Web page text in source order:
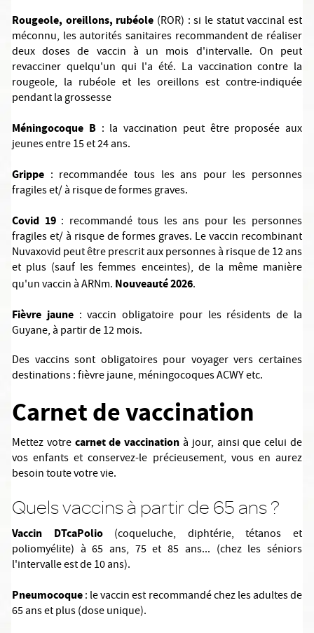
Rougeole, oreillons, rubéole (ROR) : si le statut vaccinal est
méconnu, les autorités sanitaires recommandent de réaliser
deux doses de vaccin à un mois d'intervalle. On peut
revacciner quelqu'un qui l'a été. La vaccination contre la
rougeole, la rubéole et les oreillons est contre-indiquée
pendant la grossesse
Méningocoque B : la vaccination peut être proposée aux
jeunes entre 15 et 24 ans.
Grippe : recommandée tous les ans pour les personnes
fragiles et/ à risque de formes graves.
Covid 19: recommandé tous les ans pour les personnes
fragiles et/ à risque de formes graves. Le vaccin recombinant
Nuvaxovid peut être prescrit aux personnes à risque de 12 ans
et plus (sauf les femmes enceintes), de la même manière
qu'un vaccin à ARNm. Nouveauté 2026.
Fièvre jaune: vaccin obligatoire pour les résidents de la
Guyane, à partir de 12 mois.
Des vaccins sont obligatoires pour voyager vers certaines
destinations : fièvre jaune, méningocoques ACWY etc.
Carnet de vaccination
Mettez votre carnet de vaccination à jour, ainsi que celui de
vos enfants et conservez-le précieusement, vous en aurez
besoin toute votre vie.
Quels vaccins à partir de 65 ans ?
Vaccin DTcaPolio(coqueluche, diphtérie, tétanos et
poliomyélite) à 65 ans, 75 et 85 ans... (chez les séniors
l'intervalle est de 10 ans).
Pneumocoque: le vaccin est recommandé chez les adultes de
65 ans et plus (dose unique).